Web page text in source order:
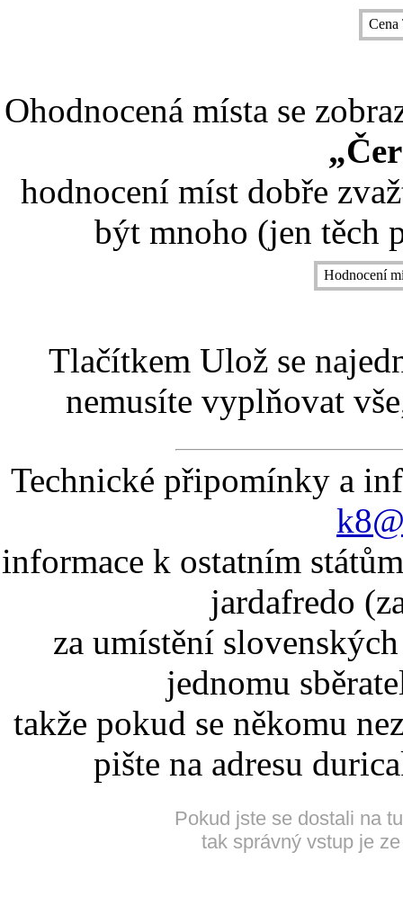
Ohodnocená místa se
hodnocení míst dobře
být mnoho (jen těch
Hodnocení
Tlačítkem Ulož se
nemusíte vyplňovat
Technické připomínky a
informace k ostatním
jardafredo
za umístění
jednomu
takže pokud se někomu
pište na adresu
Pokud jste se dostali na
tak správný vstup je